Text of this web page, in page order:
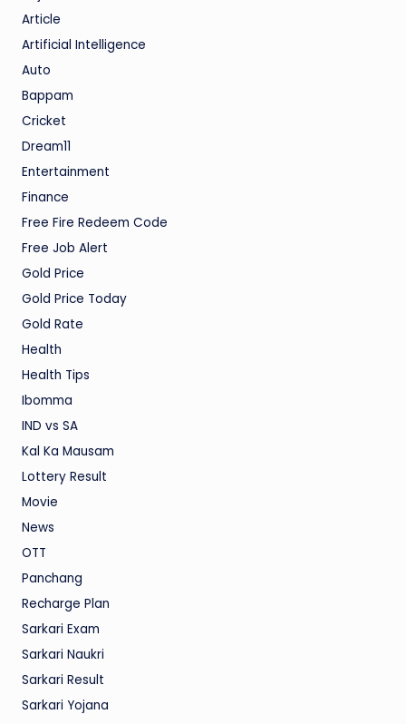
Article
Artificial Intelligence
Auto
Bappam
Cricket
Dream11
Entertainment
Finance
Free Fire Redeem Code
Free Job Alert
Gold Price
Gold Price Today
Gold Rate
Health
Health Tips
Ibomma
IND vs SA
Kal Ka Mausam
Lottery Result
Movie
News
OTT
Panchang
Recharge Plan
Sarkari Exam
Sarkari Naukri
Sarkari Result
Sarkari Yojana